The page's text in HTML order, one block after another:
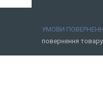
повернення